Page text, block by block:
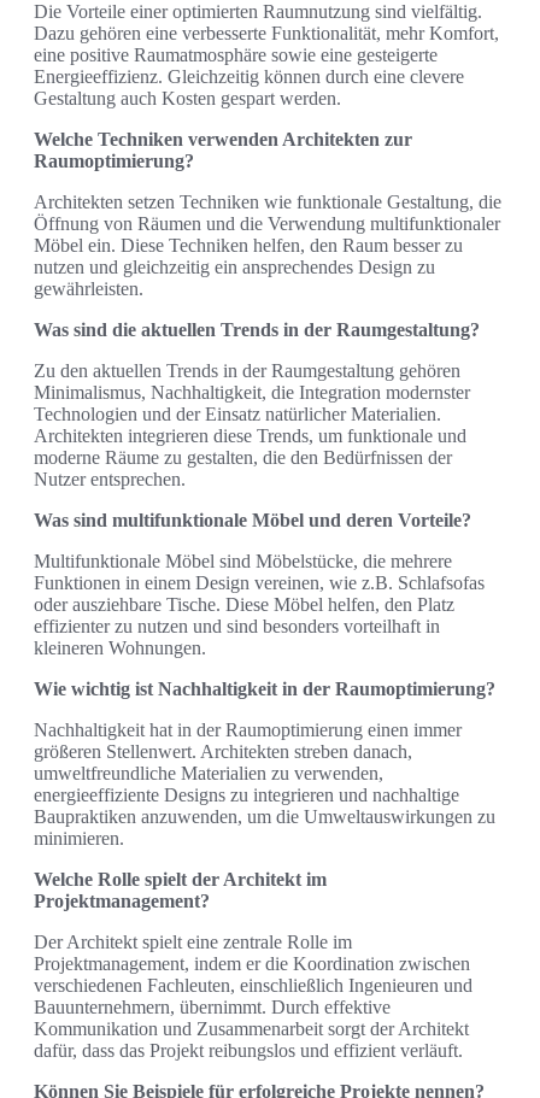
Die Vorteile einer optimierten Raumnutzung sind vielfältig.
Dazu gehören eine verbesserte Funktionalität, mehr Komfort,
eine positive Raumatmosphäre sowie eine gesteigerte
Energieeffizienz. Gleichzeitig können durch eine clevere
Gestaltung auch Kosten gespart werden.
Welche Techniken verwenden Architekten zur
Raumoptimierung?
Architekten setzen Techniken wie funktionale Gestaltung, die
Öffnung von Räumen und die Verwendung multifunktionaler
Möbel ein. Diese Techniken helfen, den Raum besser zu
nutzen und gleichzeitig ein ansprechendes Design zu
gewährleisten.
Was sind die aktuellen Trends in der Raumgestaltung?
Zu den aktuellen Trends in der Raumgestaltung gehören
Minimalismus, Nachhaltigkeit, die Integration modernster
Technologien und der Einsatz natürlicher Materialien.
Architekten integrieren diese Trends, um funktionale und
moderne Räume zu gestalten, die den Bedürfnissen der
Nutzer entsprechen.
Was sind multifunktionale Möbel und deren Vorteile?
Multifunktionale Möbel sind Möbelstücke, die mehrere
Funktionen in einem Design vereinen, wie z.B. Schlafsofas
oder ausziehbare Tische. Diese Möbel helfen, den Platz
effizienter zu nutzen und sind besonders vorteilhaft in
kleineren Wohnungen.
Wie wichtig ist Nachhaltigkeit in der Raumoptimierung?
Nachhaltigkeit hat in der Raumoptimierung einen immer
größeren Stellenwert. Architekten streben danach,
umweltfreundliche Materialien zu verwenden,
energieeffiziente Designs zu integrieren und nachhaltige
Baupraktiken anzuwenden, um die Umweltauswirkungen zu
minimieren.
Welche Rolle spielt der Architekt im
Projektmanagement?
Der Architekt spielt eine zentrale Rolle im
Projektmanagement, indem er die Koordination zwischen
verschiedenen Fachleuten, einschließlich Ingenieuren und
Bauunternehmern, übernimmt. Durch effektive
Kommunikation und Zusammenarbeit sorgt der Architekt
dafür, dass das Projekt reibungslos und effizient verläuft.
Können Sie Beispiele für erfolgreiche Projekte nennen?